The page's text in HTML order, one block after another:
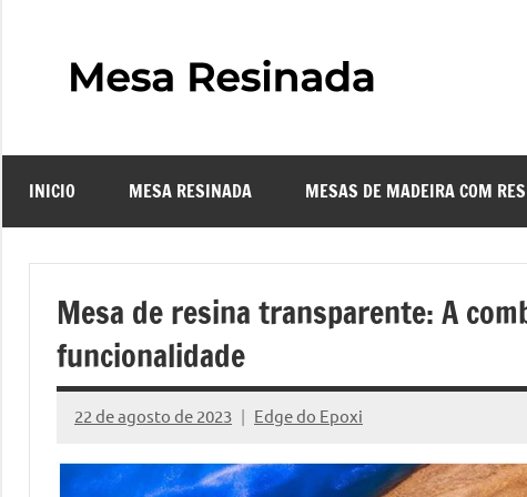
–
Como
Mesa
resinadas,
a
encontra
INICIO MESA RESINADA MESAS DE MADEIRA COM
Mesa de resina transparente: A
funcionalidade
22 de agosto de 2023 Edge do Epoxi
Nenhum
Comentário